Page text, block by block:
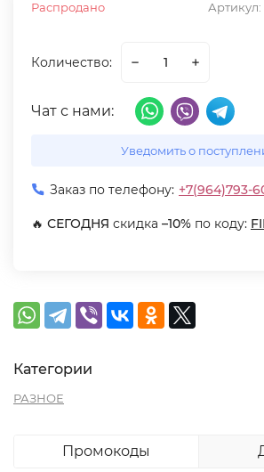
Артикул:
Распродано
Количество:
Чат с нами:
Уведомить о
Заказ по телефону: +7(964)793-
🔥 СЕГОДНЯ скидка –10% по коду:
Категории
РАЗНОЕ
Промокоды